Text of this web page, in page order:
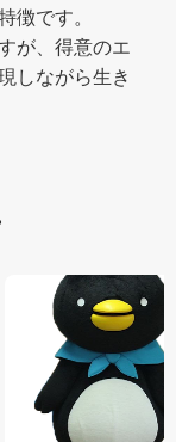
徴です。
が、得意のエ
しながら生き